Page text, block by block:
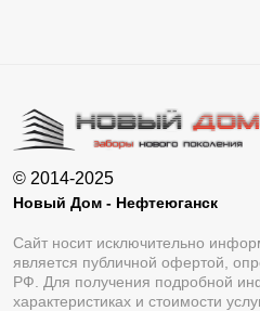
© 2014-2025
Новый Дом - Нефтеюганск
Сайт носит исключительно
является публичной офертой,
РФ. Для получения подробной
характеристиках и стоимости